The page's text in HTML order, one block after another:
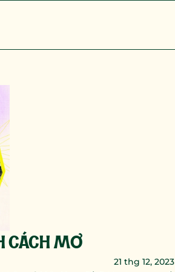
CÁCH MƠ
21 thg 12, 2023